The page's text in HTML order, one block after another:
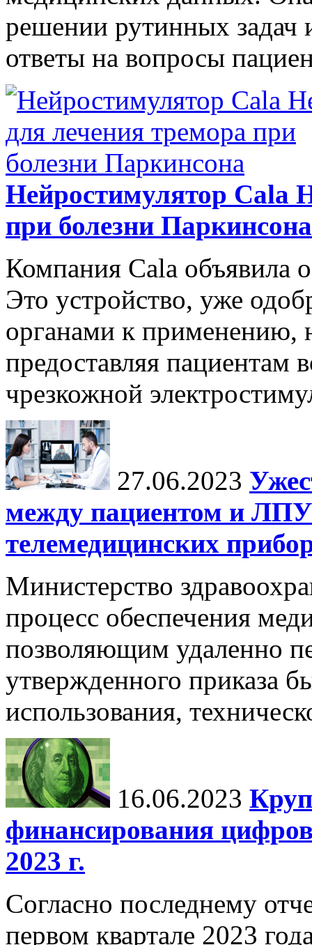
решении рутинных задач
ответы на вопросы
Нейростимулятор Cala
при болезни Паркинсона
Компания Cala объявила
Это устройство, уже
органами к применению,
предоставляя пациентам
чрезкожной
27.06.2023
между пациентом и
телемедицинских
Министерство
процесс обеспечения
позволяющим удаленно
утвержденного приказа
использования,
16.06.2023
финансирования
2023 г.
Согласно последнему
первом квартале 2023